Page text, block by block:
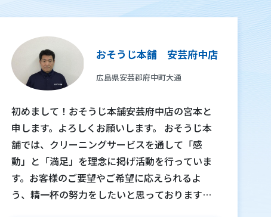
おそうじ本舗 安芸府中店
広島県安芸郡府中町大通
初めまして！おそうじ本舗安芸府中店の宮本と
申します。よろしくお願いします。 おそうじ本
舗では、クリーニングサービスを通して「感
動」と「満足」を理念に掲げ活動を行っていま
す。お客様のご要望やご希望に応えられるよ
う、精一杯の努力をしたいと思っております。